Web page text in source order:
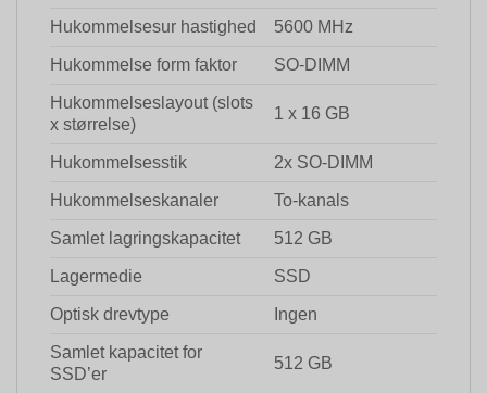
Hukommelsesur hastighed 5600 MHz
Hukommelse form faktor SO-DIMM
Hukommelseslayout (slots
x størrelse)
1 x 16 GB
Hukommelsesstik 2x SO-DIMM
Hukommelseskanaler To-kanals
Samlet lagringskapacitet 512 GB
Lagermedie SSD
Optisk drevtype Ingen
Samlet kapacitet for
SSD’er
512 GB